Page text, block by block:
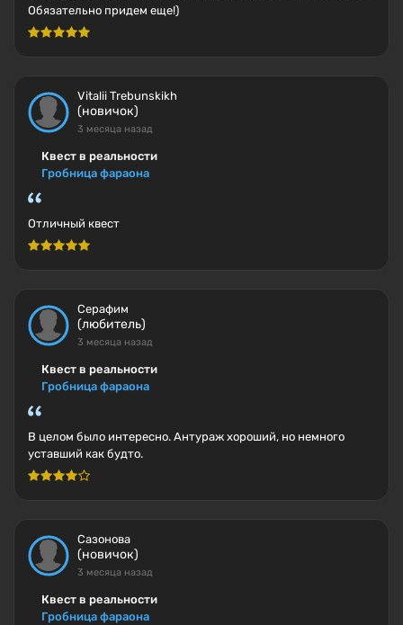
Обязательно придем еще!)
Vitalii Trebunskikh
(новичок)
3 месяца назад
Квест в реальности
Гробница фараона
Отличный квест
Серафим
(любитель)
3 месяца назад
Квест в реальности
Гробница фараона
В целом было интересно. Антураж хороший, но немного
уставший как будто.
Сазонова
(новичок)
3 месяца назад
Квест в реальности
Гробница фараона